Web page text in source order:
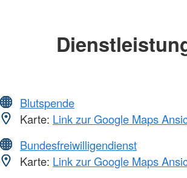
Blutspende
Karte: Link zur Google Maps
Bundesfreiwilligendienst
Karte: Link zur Google Maps